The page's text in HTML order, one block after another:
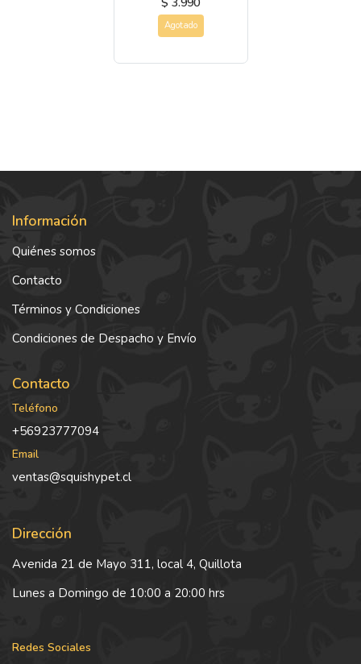
Agotado
Información
Quiénes somos
Contacto
Términos y Condiciones
Condiciones de Despacho y Envío
Contacto
Teléfono
+56923777094
Email
ventas@squishypet.cl
Dirección
Avenida 21 de Mayo 311, local 4, Quillota
Lunes a Domingo de 10:00 a 20:00 hrs
Redes Sociales